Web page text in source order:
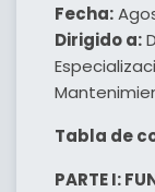
Fecha:
Dirigido a:
Tabla de
PARTE I: